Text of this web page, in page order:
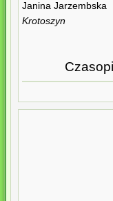
Janina Jarzembska
Krotoszyn